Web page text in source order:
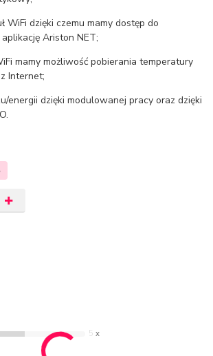
WiFi dzięki czemu mamy dostęp do
Ariston NET;
mamy możliwość pobierania temperatury
Internet;
energii dzięki modulowanej pracy oraz dzięki
5 x